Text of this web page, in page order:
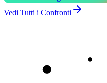
Vedi Tutti i Confronti